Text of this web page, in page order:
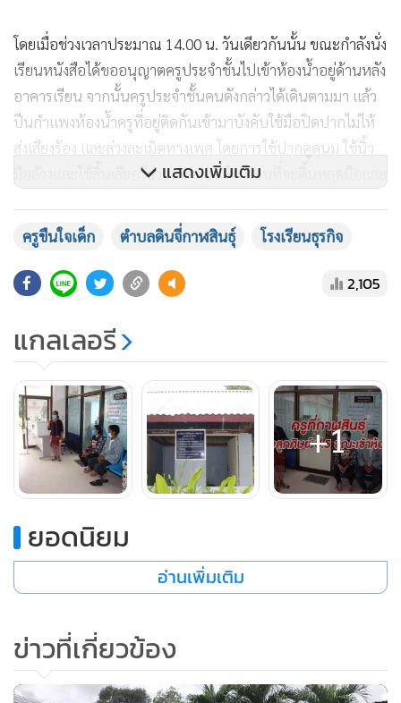
โดยเมื่อช่วงเวลาประมาณ 14.00 น. วันเดียวกันนั้น ขณะกำลังนั่ง
เรียนหนังสือได้ขออนุญาตครูประจำชั้นไปเข้าห้องน้ำอยู่ด้านหลัง
อาคารเรียน จากนั้นครูประจำชั้นคนดังกล่าวได้เดินตามมา แล้ว
ปีนกำแพงห้องน้ำครูที่อยู่ติดกันเข้ามาบังคับใช้มือปิดปากไม่ไห้
ส่งเสียงร้อง และล่วงละเมิดทางเพศ โดยการใช้ปากดูดนม ใช้นิ้ว
มือล้วงและใช้ลิ้นเลียอวัยวะเพศของเด็ก ก่อนที่จะดิ้นหลุดมือและ
เกิดขึ้น
หลังเกิดเหตุตนได้เข้าแจ้งความต่อตำรวจ สภ.คำม่วง และเจ้า
หน้าที่ได้นำตัวลูกสาวไปตรวจร่างกาย ซึ่งพบว่าอวัยวะเพศฉีก
สอบถามเรื่องราวที่เกิดขึ้นจากผู้อำนวยการโรงเรียน และครู
ประจำชั้น ซึ่งในวันนั้นครูประจำชั้นเองก็ยอมรับว่าได้กระทำเด็ก
จริง และยื่นข้อเสนอว่าจะให้เงินจำนวน 200,000 บาท (สองแสน
แสดงเพิ่มเติม
ครูขืนใจเด็ก ตำบลดินจี่กาฬสินธุ์ โรงเรียนธุรกิจ
2,105
แกลเลอรี
+1
ยอดนิยม
อ่านเพิ่มเติม
ข่าวที่เกี่ยวข้อง